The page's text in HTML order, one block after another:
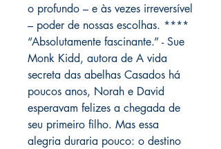
o profundo – e às vezes irreversível
– poder de nossas escolhas. ****
“Absolutamente fascinante.” - Sue
Monk Kidd, autora de A vida
secreta das abelhas Casados há
poucos anos, Norah e David
esperavam felizes a chegada de
seu primeiro filho. Mas essa
alegria duraria pouco: o destino